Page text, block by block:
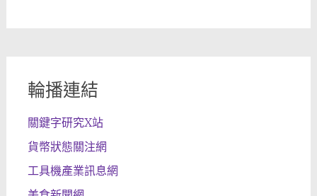
輪播連結
關鍵字研究X站
貨幣狀態關注網
工具機產業訊息網